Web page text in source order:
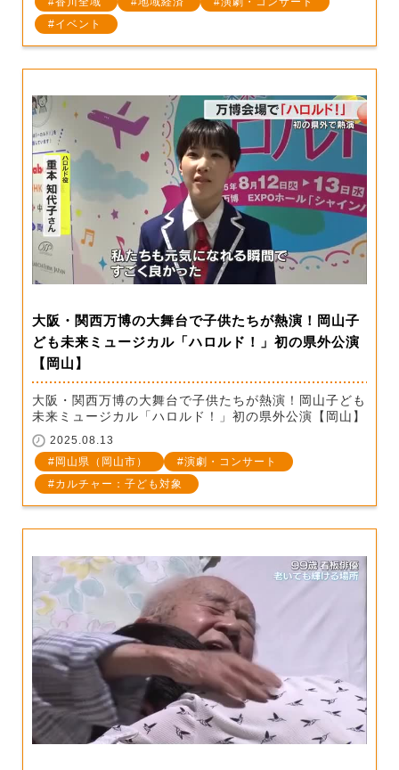
イベント
大阪・関西万博の大舞台で子供たちが熱演！岡山子
ども未来ミュージカル「ハロルド！」初の県外公演
【岡山】
大阪・関西万博の大舞台で子供たちが熱演！岡山子ども
未来ミュージカル「ハロルド！」初の県外公演【岡山】
2025.08.13
岡山県（岡山市）
演劇・コンサート
カルチャー：子ども対象